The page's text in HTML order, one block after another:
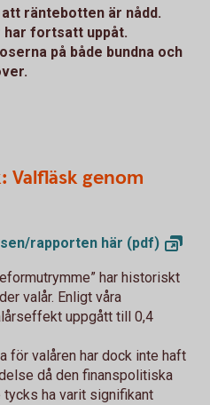
räntebotten är nådd.
fortsatt uppåt.
på både bundna och
Valfläsk genom
rapporten här (pdf)
har historiskt
valår. Enligt våra
uppgått till 0,4
för valåren har dock inte haft
då den finanspolitiska
ha varit signifikant